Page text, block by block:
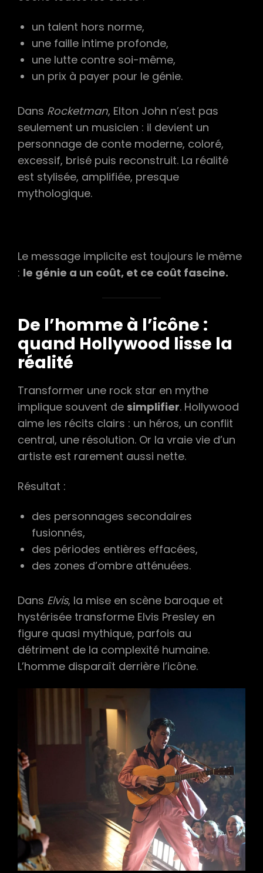
un talent hors norme,
une faille intime profonde,
une lutte contre soi-même,
un prix à payer pour le génie.
Dans Rocketman, Elton John n’est pas
seulement un musicien : il devient un
personnage de conte moderne, coloré,
excessif, brisé puis reconstruit. La réalité
est stylisée, amplifiée, presque
mythologique.
Le message implicite est toujours le même
: le génie a un coût, et ce coût fascine.
De l’homme à l’icône :
quand Hollywood lisse la
réalité
Transformer une rock star en mythe
implique souvent de simplifier. Hollywood
aime les récits clairs : un héros, un conflit
central, une résolution. Or la vraie vie d’un
artiste est rarement aussi nette.
Résultat :
des personnages secondaires
fusionnés,
des périodes entières effacées,
des zones d’ombre atténuées.
Dans Elvis, la mise en scène baroque et
hystérisée transforme Elvis Presley en
figure quasi mythique, parfois au
détriment de la complexité humaine.
L’homme disparaît derrière l’icône.